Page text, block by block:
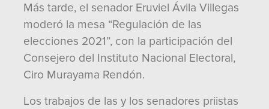
Más tarde, el senador Eruviel Ávila Villegas
moderó la mesa “Regulación de las
elecciones 2021”, con la participación del
Consejero del Instituto Nacional Electoral,
Ciro Murayama Rendón.
Los trabajos de las y los senadores priistas